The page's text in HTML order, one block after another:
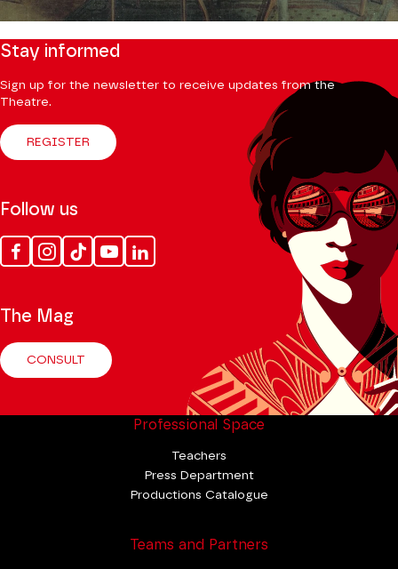
Stay informed
Sign up for the newsletter to receive updates from the
Theatre.
REGISTER
Follow us
FacebookInstagram
Tik
Tok
YoutubeLinkedin
The Mag
CONSULT
Professional Space
Teachers
Press Department
Productions Catalogue
Teams and Partners